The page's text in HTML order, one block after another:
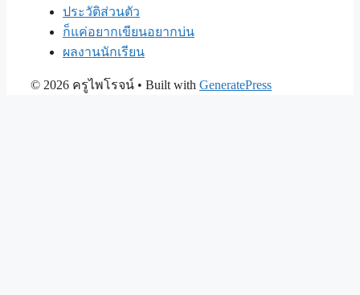
ประวัติส่วนตัว
ก็แค่อยากเขียนอยากบ่น
ผลงานนักเรียน
© 2026 ครูไพโรจน์ • Built with GeneratePress